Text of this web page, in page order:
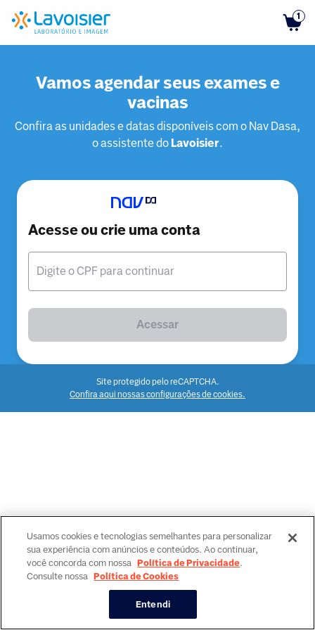
1
Vamos agendar seus exames e
vacinas
Confira as unidades e datas disponíveis com o Nav Dasa,
o assistente do Lavoisier.
Acesse ou crie uma conta
Digite o CPF para continuar
Acessar
Site protegido pelo reCAPTCHA.
Confira aqui nossas configurações de cookies.
Usamos cookies e tecnologias semelhantes para personalizar
sua experiência com anúncios e conteúdos. Ao continuar,
você concorda com nossa Política de Privacidade.
Consulte nossa Política de Cookies
Entendi